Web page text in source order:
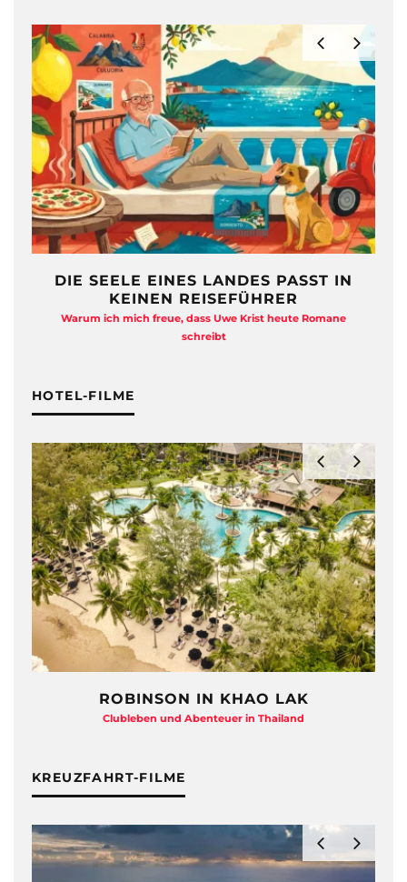
DIE SEELE EINES LANDES PASST IN
KEINEN REISEFÜHRER
Warum ich mich freue, dass Uwe Krist heute Romane
schreibt
HOTEL-FILME
ROBINSON IN KHAO LAK
Clubleben und Abenteuer in Thailand
KREUZFAHRT-FILME